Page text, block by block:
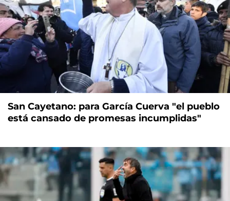
San Cayetano: para García Cuerva "el pueblo
está cansado de promesas incumplidas"